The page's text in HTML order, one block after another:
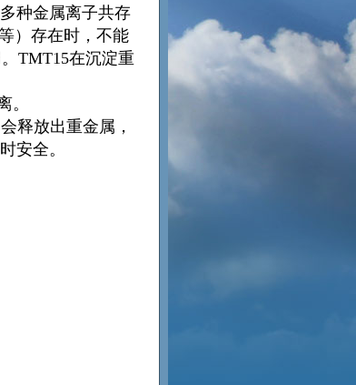
种金属离子共存
）存在时，不能
TMT15在沉淀重
。
释放出重金属，
安全。